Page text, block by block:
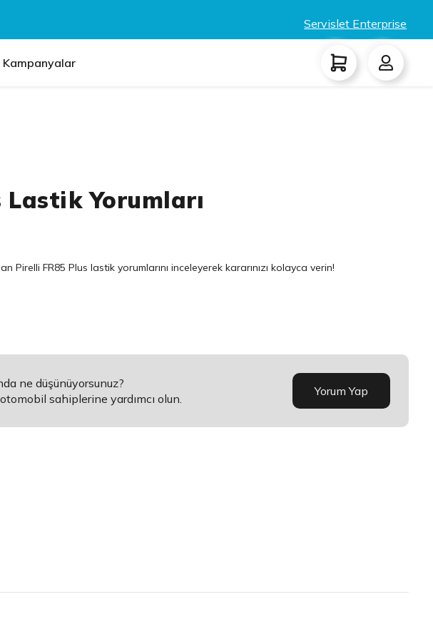
Servislet Enterprise
Kampanyalar
Yorumları
Pirelli FR85 Plus lastik yorumlarını inceleyerek kararınızı kolayca verin!
ne düşünüyorsunuz?
sahiplerine yardımcı olun.
Yorum Yap